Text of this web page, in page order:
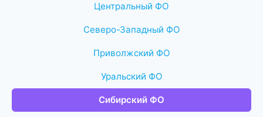
Центральный ФО
Северо-Западный ФО
Приволжский ФО
Уральский ФО
Сибирский ФО